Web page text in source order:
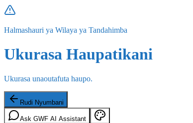
Halmashauri ya Wilaya ya Tandahimba
Ukurasa Haupatikani
Ukurasa unaoutafuta haupo.
Rudi Nyumbani
Ask GWF AI Assistant